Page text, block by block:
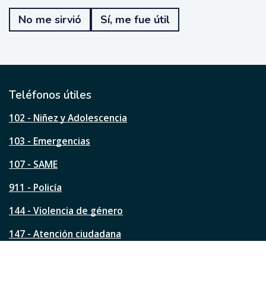
e
u
t
l
s
a
á
i
a
No me sirvió Sí, me fue útil
Teléfonos útiles
102 - Niñez y Adolescencia
103 - Emergencias
107 - SAME
911 - Policía
144 - Violencia de género
147 - Atención ciudadana